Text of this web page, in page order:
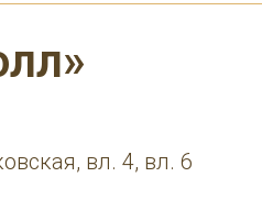
вл. 4, вл. 6